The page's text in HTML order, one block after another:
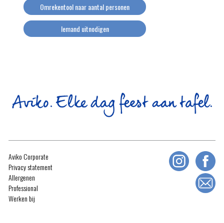
Omrekentool naar aantal personen
Iemand uitnodigen
Aviko Corporate
Privacy statement
Allergenen
Professional
Werken bij